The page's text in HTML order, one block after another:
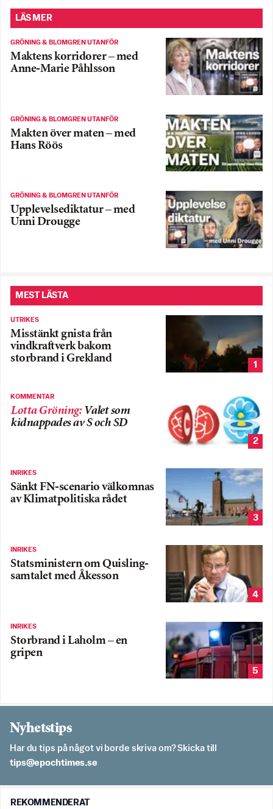
LÄS MER
GRÖNING & BLOMGREN UTANFÖR
Maktens korridorer – med
Anne-Marie Påhlsson
GRÖNING & BLOMGREN UTANFÖR
Makten över maten – med
Hans Röös
GRÖNING & BLOMGREN UTANFÖR
Upplevelsediktatur – med
Unni Drougge
MEST LÄSTA
UTRIKES
Misstänkt gnista från
vindkraftverk bakom
storbrand i Grekland
1
KOMMENTAR
Lotta Gröning: Valet som
kidnappades av S och SD
2
INRIKES
Sänkt FN-scenario välkomnas
av Klimatpolitiska rådet
3
INRIKES
Statsministern om Quisling-
samtalet med Åkesson
4
INRIKES
Storbrand i Laholm – en
gripen
5
Nyhetstips
Har du tips på något vi borde skriva om? Skicka till
es.semithcope@spit
REKOMMENDERAT